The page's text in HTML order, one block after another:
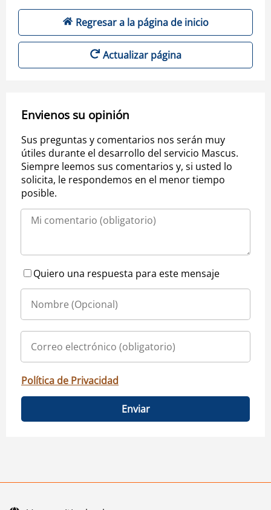
Regresar a la página de inicio
Actualizar página
Envienos su opinión
Sus preguntas y comentarios nos serán muy
útiles durante el desarrollo del servicio Mascus.
Siempre leemos sus comentarios y, si usted lo
solicita, le respondemos en el menor tiempo
posible.
Quiero una respuesta para este mensaje
Política de Privacidad
Enviar